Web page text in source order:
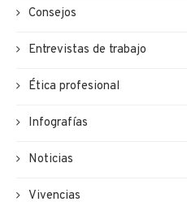
Consejos
Entrevistas de trabajo
Ética profesional
Infografías
Noticias
Vivencias